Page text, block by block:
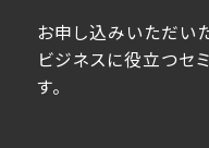
お申し込みいただい
ビジネスに役立つセ
す。